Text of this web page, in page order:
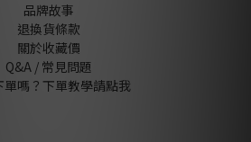
品牌故事
退換貨條款
關於收藏價
Q&A / 常見問題
單嗎？下單教學請點我